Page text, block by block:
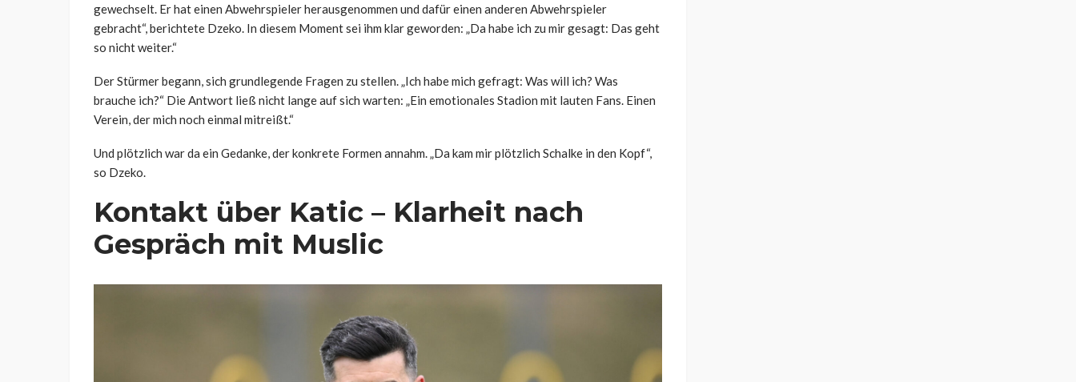
gewechselt. Er hat einen Abwehrspieler herausgenommen und dafür einen anderen Abwehrspieler
gebracht“, berichtete Dzeko. In diesem Moment sei ihm klar geworden: „Da habe ich zu mir gesagt: Das geht
so nicht weiter.“
Der Stürmer begann, sich grundlegende Fragen zu stellen. „Ich habe mich gefragt: Was will ich? Was
brauche ich?“ Die Antwort ließ nicht lange auf sich warten: „Ein emotionales Stadion mit lauten Fans. Einen
Verein, der mich noch einmal mitreißt.“
Und plötzlich war da ein Gedanke, der konkrete Formen annahm. „Da kam mir plötzlich Schalke in den Kopf“,
so Dzeko.
Kontakt über Katic – Klarheit nach
Gespräch mit Muslic